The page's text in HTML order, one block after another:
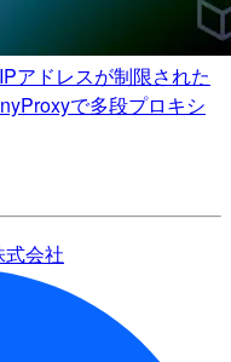
アドレスが制限された
で多段プロキシ
式会社